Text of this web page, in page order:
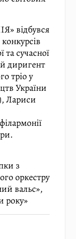
відбувся
та сучасної
диригент
тріо у
України
Лариси
з
оркестру
вальс»,
року»